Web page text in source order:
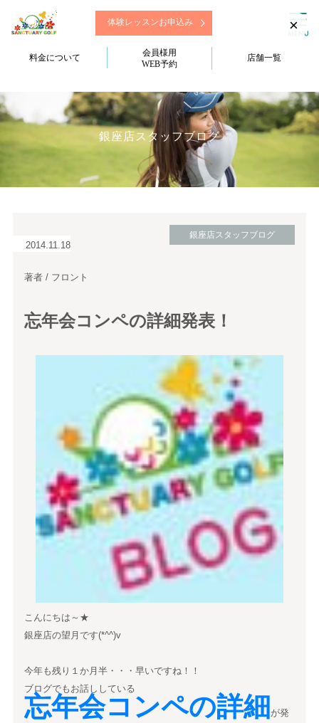
体験レッスンお申込み
料金について
会員様用
WEB予約
店舗一覧
銀座店スタッフブログ
2014.11.18
銀座店スタッフブログ
著者 / フロント
忘年会コンペの詳細発表！
こんにちは～★
銀座店の望月です(*^^)v
今年も残り１か月半・・・早いですね！！
ブログでもお話ししている
忘年会コンペの詳細が発
×